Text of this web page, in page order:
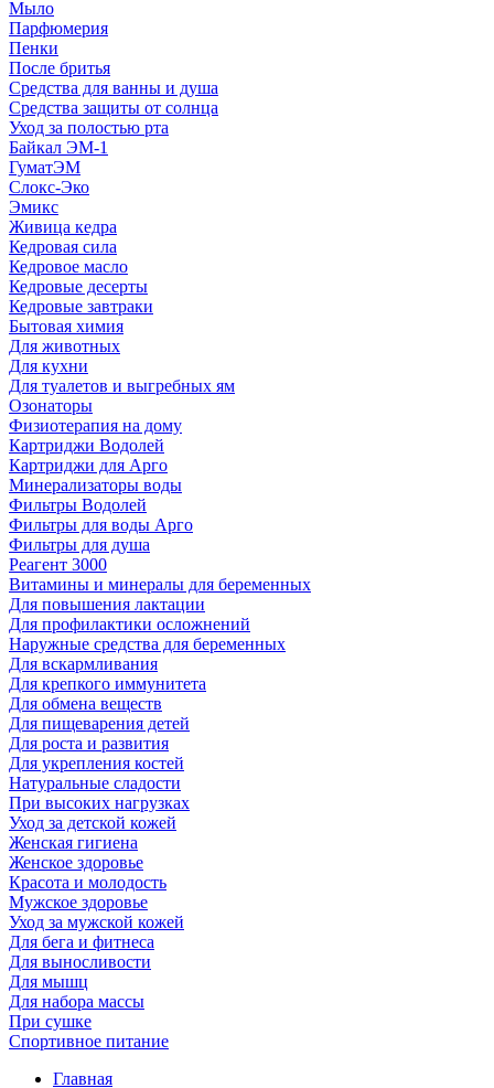
Мыло
Парфюмерия
Пенки
После бритья
Средства для ванны и душа
Средства защиты от солнца
Уход за полостью рта
Байкал ЭМ-1
ГуматЭМ
Слокс-Эко
Эмикс
Живица кедра
Кедровая сила
Кедровое масло
Кедровые десерты
Кедровые завтраки
Бытовая химия
Для животных
Для кухни
Для туалетов и выгребных ям
Озонаторы
Физиотерапия на дому
Картриджи Водолей
Картриджи для Арго
Минерализаторы воды
Фильтры Водолей
Фильтры для воды Арго
Фильтры для душа
Реагент 3000
Витамины и минералы для беременных
Для повышения лактации
Для профилактики осложнений
Наружные средства для беременных
Для вскармливания
Для крепкого иммунитета
Для обмена веществ
Для пищеварения детей
Для роста и развития
Для укрепления костей
Натуральные сладости
При высоких нагрузках
Уход за детской кожей
Женская гигиена
Женское здоровье
Красота и молодость
Мужское здоровье
Уход за мужской кожей
Для бега и фитнеса
Для выносливости
Для мышц
Для набора массы
При сушке
Спортивное питание
Главная